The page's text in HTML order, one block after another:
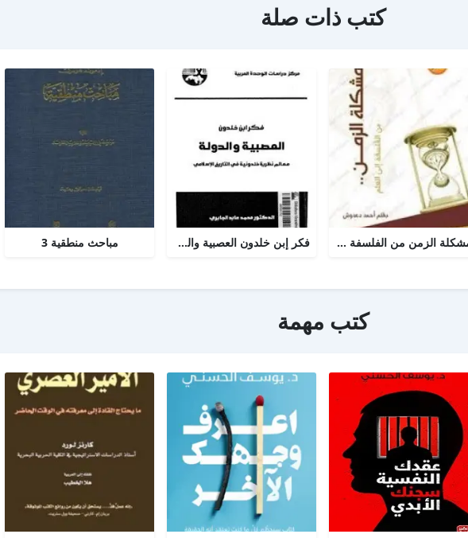
كتب ذات صلة
مشكلة الزمن من الفلسفة الى العلم فكر إبن خلدون العصبية والدولة مباحث منطقية 3
كتب مهمة